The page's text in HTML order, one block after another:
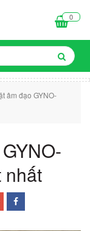
0
âm đạo GYNO-
nhất